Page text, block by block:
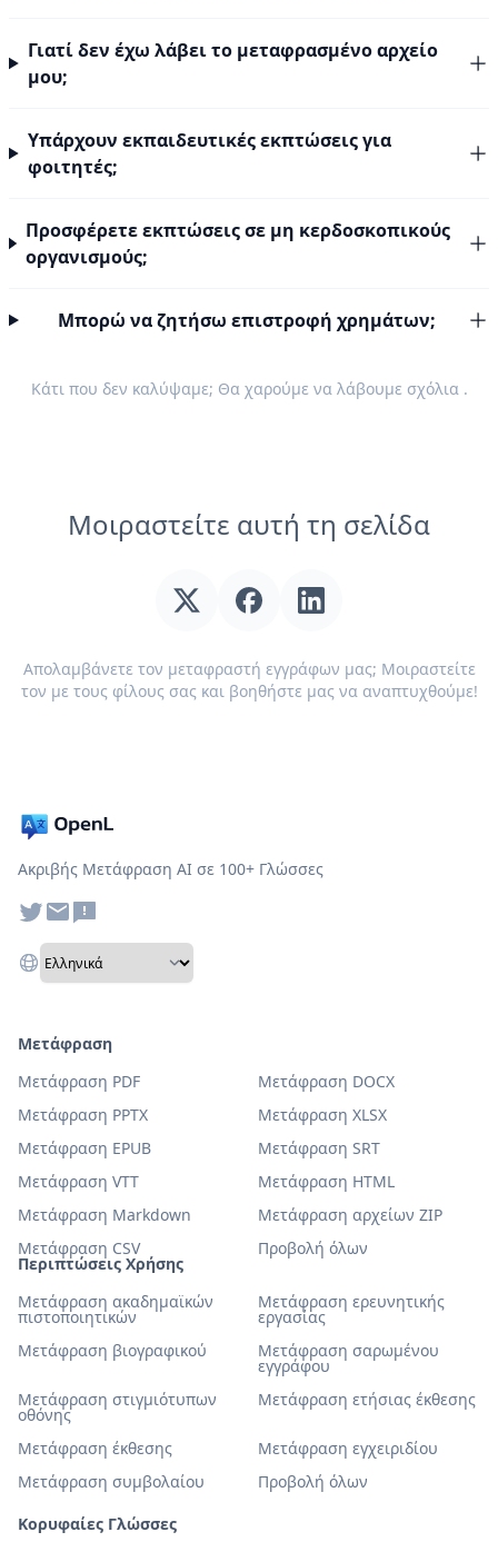
Γιατί δεν έχω λάβει το μεταφρασμένο αρχείο
μου;
Υπάρχουν εκπαιδευτικές εκπτώσεις για
φοιτητές;
Προσφέρετε εκπτώσεις σε μη κερδοσκοπικούς
οργανισμούς;
Μπορώ να ζητήσω επιστροφή χρημάτων;
Κάτι που δεν καλύψαμε; Θα χαρούμε να λάβουμε σχόλια.
Μοιραστείτε αυτή τη σελίδα
Απολαμβάνετε τον μεταφραστή εγγράφων μας; Μοιραστείτε
τον με τους φίλους σας και βοηθήστε μας να αναπτυχθούμε!
Ακριβής Μετάφραση AI σε 100+ Γλώσσες
Περιπτώσεις Χρήσης
Μετάφραση ακαδημαϊκών
πιστοποιητικών
Μετάφραση ερευνητικής
εργασίας
Μετάφραση βιογραφικού
Μετάφραση σαρωμένου
εγγράφου
Μετάφραση στιγμιότυπων
οθόνης
Μετάφραση ετήσιας έκθεσης
Μετάφραση έκθεσης
Μετάφραση εγχειριδίου
Μετάφραση συμβολαίου
Προβολή όλων
Κορυφαίες Γλώσσες
Μετάφραση
Μετάφραση PDF
Μετάφραση DOCX
Μετάφραση PPTX
Μετάφραση XLSX
Μετάφραση EPUB
Μετάφραση SRT
Μετάφραση VTT
Μετάφραση HTML
Μετάφραση Markdown
Μετάφραση αρχείων ZIP
Μετάφραση CSV
Προβολή όλων